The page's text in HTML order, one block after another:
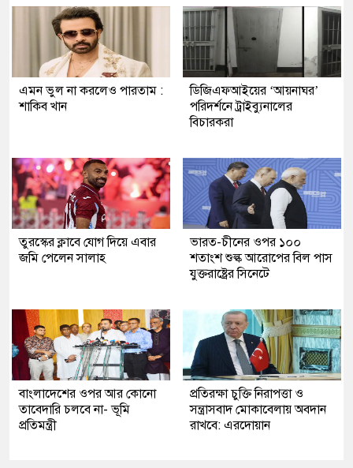
এমন ভুল না করলেও পারতাম :
শাকিব খান
ডিজিএফআইয়ের ‘আয়নাঘর’
পরিদর্শনে ট্রাইব্যুনালের
বিচারকরা
তুরস্কের ক্লাবে যোগ দিয়ে এবার
জমি পেলেন সালাহ
ভারত-চীনের ওপর ১০০
শতাংশ শুল্ক আরোপের বিল পাস
যুক্তরাষ্ট্রের সিনেটে
বাংলাদেশের ওপর আর কোনো
তাবেদারি চলবে না- ভূমি
প্রতিমন্ত্রী
প্রতিরক্ষা চুক্তি নিরাপত্তা ও
সন্ত্রাসবাদ মোকাবেলায় অবদান
রাখবে: এরদোয়ান